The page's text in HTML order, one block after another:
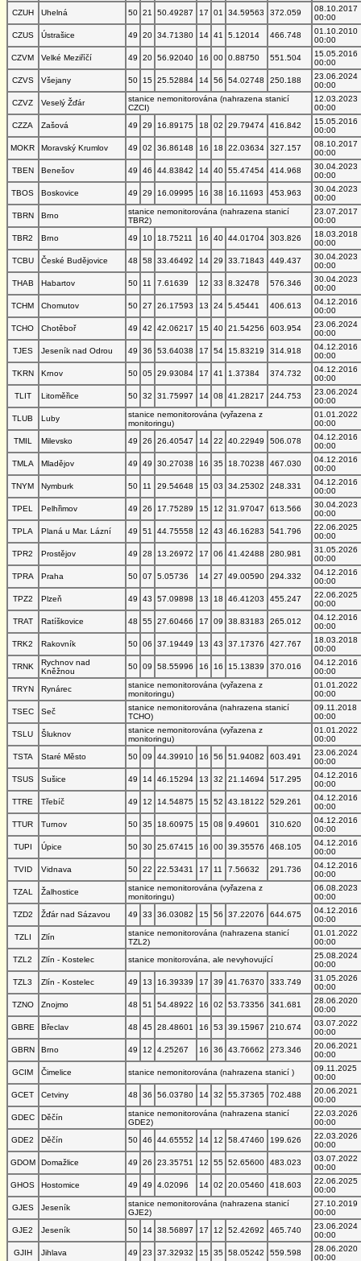
CZUH
Uhelná 50 21 50.49287 17 01 34.59563 372.059
08.10.2017
00:00
CZUS
Ústrašice 49 20 34.71380 14 41 5.12014 466.748
01.10.2010
00:00
CZVM
Velké Meziříčí 49 20 56.92040 16 00 0.88750 551.504
15.05.2016
00:00
CZVS
Všejany 50 15 25.52884 14 56 54.02748 250.188
23.06.2024
00:00
CZVZ
Veselý Žďár
stanice nemonitorována (nahrazena stanicí
CZCI)
12.03.2023
00:00
CZZA
Zašová 49 29 16.89175 18 02 29.79474 416.842
15.05.2016
00:00
MOKR
Moravský Krumlov 49 02 36.86148 16 18 22.03634 327.157
08.10.2017
00:00
TBEN
Benešov 49 46 44.83842 14 40 55.47454 414.968
30.04.2023
00:00
TBOS
Boskovice 49 29 16.09995 16 38 16.11693 453.963
30.04.2023
00:00
TBRN
Brno
stanice nemonitorována (nahrazena stanicí
TBR2)
23.07.2017
00:00
TBR2
Brno 49 10 18.75211 16 40 44.01704 303.826
18.03.2018
00:00
TCBU
České Budějovice 48 58 33.46492 14 29 33.71843 449.437
30.04.2023
00:00
THAB
Habartov 50 11 7.61639 12 33 8.32478 576.346
30.04.2023
00:00
TCHM
Chomutov 50 27 26.17593 13 24 5.45441 406.613
04.12.2016
00:00
TCHO
Chotěboř 49 42 42.06217 15 40 21.54256 603.954
23.06.2024
00:00
TJES
Jeseník nad Odrou 49 36 53.64038 17 54 15.83219 314.918
04.12.2016
00:00
TKRN
Krnov 50 05 29.93084 17 41 1.37384 374.732
04.12.2016
00:00
TLIT
Litoměřice 50 32 31.75997 14 08 41.28217 244.753
23.06.2024
00:00
TLUB
Luby
stanice nemonitorována (vyřazena z
monitoringu)
01.01.2022
00:00
TMIL
Milevsko 49 26 26.40547 14 22 40.22949 506.078
04.12.2016
00:00
TMLA
Mladějov 49 49 30.27038 16 35 18.70238 467.030
04.12.2016
00:00
TNYM
Nymburk 50 11 29.54648 15 03 34.25302 248.331
04.12.2016
00:00
TPEL
Pelhřimov 49 26 17.75289 15 12 31.97047 613.566
30.04.2023
00:00
TPLA
Planá u Mar. Lázní 49 51 44.75558 12 43 46.16283 541.796
22.06.2025
00:00
TPR2
Prostějov 49 28 13.26972 17 06 41.42488 280.981
31.05.2026
00:00
TPRA
Praha 50 07 5.05736 14 27 49.00590 294.332
04.12.2016
00:00
TPZ2
Plzeň 49 43 57.09898 13 18 46.41203 455.247
22.06.2025
00:00
TRAT
Ratíškovice 48 55 27.60466 17 09 38.83183 265.012
04.12.2016
00:00
TRK2
Rakovník 50 06 37.19449 13 43 37.17376 427.767
18.03.2018
00:00
TRNK
Rychnov nad
Kněžnou
50 09 58.55996 16 16 15.13839 370.016
04.12.2016
00:00
TRYN
Rynárec
stanice nemonitorována (vyřazena z
monitoringu)
01.01.2022
00:00
TSEC
Seč
stanice nemonitorována (nahrazena stanicí
TCHO)
09.11.2018
00:00
TSLU
Šluknov
stanice nemonitorována (vyřazena z
monitoringu)
01.01.2022
00:00
TSTA
Staré Město 50 09 44.39910 16 56 51.94082 603.491
23.06.2024
00:00
TSUS
Sušice 49 14 46.15294 13 32 21.14694 517.295
04.12.2016
00:00
TTRE
Třebíč 49 12 14.54875 15 52 43.18122 529.261
04.12.2016
00:00
TTUR
Turnov 50 35 18.60975 15 08 9.49601 310.620
04.12.2016
00:00
TUPI
Úpice 50 30 25.67415 16 00 39.35576 468.105
04.12.2016
00:00
TVID
Vidnava 50 22 22.53431 17 11 7.56632 291.736
04.12.2016
00:00
TZAL
Žalhostice
stanice nemonitorována (vyřazena z
monitoringu)
06.08.2023
00:00
TZD2
Žďár nad Sázavou 49 33 36.03082 15 56 37.22076 644.675
04.12.2016
00:00
TZLI
Zlín
stanice nemonitorována (nahrazena stanicí
TZL2)
01.01.2022
00:00
TZL2
Zlín - Kostelec stanice monitorována, ale nevyhovující
25.08.2024
00:00
TZL3
Zlín - Kostelec 49 13 16.39339 17 39 41.76370 333.749
31.05.2026
00:00
TZNO
Znojmo 48 51 54.48922 16 02 53.73356 341.681
28.06.2020
00:00
GBRE
Břeclav 48 45 28.48601 16 53 39.15967 210.674
03.07.2022
00:00
GBRN
Brno 49 12 4.25267 16 36 43.76662 273.346
20.06.2021
00:00
GCIM
Čimelice stanice nemonitorována (nahrazena stanicí )
09.11.2025
00:00
GCET
Cetviny 48 36 56.03780 14 32 55.37365 702.488
20.06.2021
00:00
GDEC
Děčín
stanice nemonitorována (nahrazena stanicí
GDE2)
22.03.2026
00:00
GDE2
Děčín 50 46 44.65552 14 12 58.47460 199.626
22.03.2026
00:00
GDOM
Domažlice 49 26 23.35751 12 55 52.65600 483.023
03.07.2022
00:00
GHOS
Hostomice 49 49 4.02096 14 02 20.05460 418.603
22.06.2025
00:00
GJES
Jeseník
stanice nemonitorována (nahrazena stanicí
GJE2)
27.10.2019
00:00
GJE2
Jeseník 50 14 38.56897 17 12 52.42692 465.740
23.06.2024
00:00
GJIH
Jihlava 49 23 37.32932 15 35 58.05242 559.598
28.06.2020
00:00